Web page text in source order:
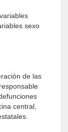
sexo
de las
central,